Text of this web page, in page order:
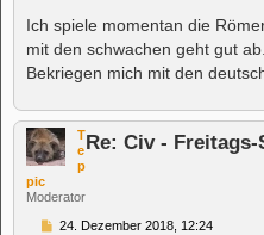
i
r
a
g
Ich spiele momentan die
mit den schwachen geht gut ab.
Bekriegen mich mit den
T
e
p
pic
Moderator
Re: Civ -
B24. Dezember 2018, 12:24